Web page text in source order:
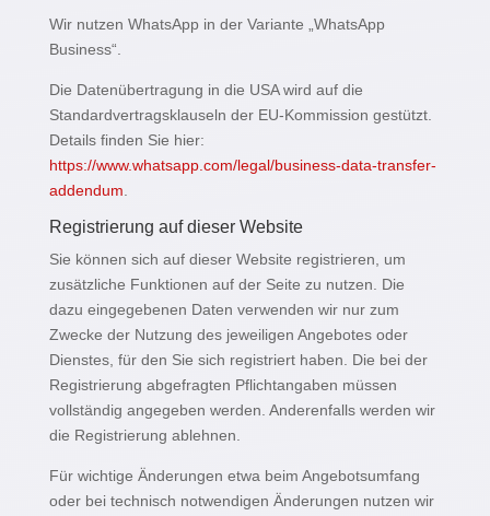
Wir nutzen WhatsApp in der Variante „WhatsApp
Business“.
Die Datenübertragung in die USA wird auf die
Standardvertragsklauseln der EU-Kommission gestützt.
Details finden Sie hier:
https://www.whatsapp.com/legal/business-data-transfer-
addendum
Registrierung auf dieser Website
Sie können sich auf dieser Website registrieren, um
zusätzliche Funktionen auf der Seite zu nutzen. Die
dazu eingegebenen Daten verwenden wir nur zum
Zwecke der Nutzung des jeweiligen Angebotes oder
Dienstes, für den Sie sich registriert haben. Die bei der
Registrierung abgefragten Pflichtangaben müssen
vollständig angegeben werden. Anderenfalls werden wir
die Registrierung ablehnen.
Für wichtige Änderungen etwa beim Angebotsumfang
oder bei technisch notwendigen Änderungen nutzen wir